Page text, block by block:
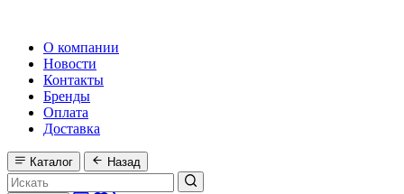
О компании
Новости
Контакты
Бренды
Оплата
Доставка
Каталог Назад